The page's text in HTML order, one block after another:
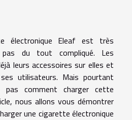
électronique Eleaf est très
du tout compliqué. Les
leurs accessoires sur elles et
utilisateurs. Mais pourtant
pas comment charger cette
nous allons vous démontrer
une cigarette électronique